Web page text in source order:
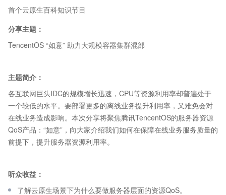
首个云原生百科知识节目
分享主题：
TencentOS “如意” 助力大规模容器集群混部
主题简介：
各互联网巨头IDC的规模增长迅速，CPU等资源利用率却普遍处于
一个较低的水平。要部署更多的离线业务提升利用率，又难免会对
在线业务造成影响。本次分享将聚焦腾讯TencentOS的服务器资源
QoS产品：“如意”，向大家介绍我们如何在保障在线业务服务质量的
前提下，提升服务器资源利用率。
听众收益：
了解云原生场景下为什么要做服务器层面的资源QoS。